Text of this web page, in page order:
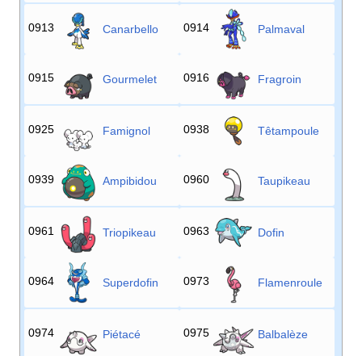
0913 Canarbello 0914 Palmaval
0915 Gourmelet 0916 Fragroin
0925 Famignol 0938 Têtampoule
0939 Ampibidou 0960 Taupikeau
0961 Triopikeau 0963 Dofin
0964 Superdofin 0973 Flamenroule
0974 Piétacé 0975 Balbalèze